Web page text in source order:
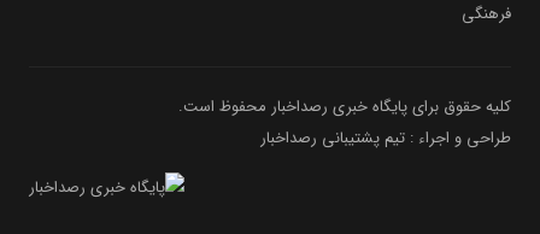
فرهنگی
کلیه حقوق برای پایگاه خبری رصداخبار محفوظ است.
طراحی و اجراء : تیم پشتیبانی رصداخبار